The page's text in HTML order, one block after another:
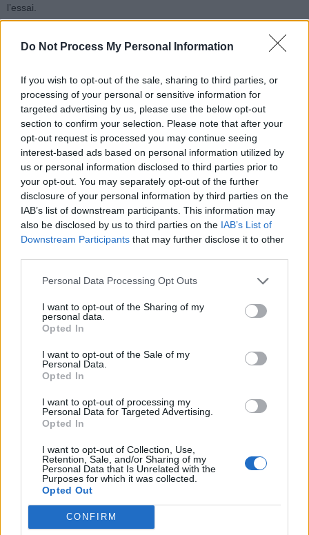
Do Not Process My Personal Information
If you wish to opt-out of the sale, sharing to third parties, or
processing of your personal or sensitive information for
targeted advertising by us, please use the below opt-out
section to confirm your selection. Please note that after your
opt-out request is processed you may continue seeing
interest-based ads based on personal information utilized by
us or personal information disclosed to third parties prior to
your opt-out. You may separately opt-out of the further
disclosure of your personal information by third parties on the
IAB’s list of downstream participants. This information may
also be disclosed by us to third parties on the IAB’s List of
Downstream Participants that may further disclose it to other
Personal Data Processing Opt Outs
I want to opt-out of the Sharing of my
personal data.
Opted In
I want to opt-out of the Sale of my
Personal Data.
Opted In
I want to opt-out of processing my
Personal Data for Targeted Advertising.
Opted In
I want to opt-out of Collection, Use,
Retention, Sale, and/or Sharing of my
Personal Data that Is Unrelated with the
Purposes for which it was collected.
Opted Out
CONFIRM
l’essai.
Malgré ces résultats encourageants, il s’agit encore d’un traitement
sécurité à plus grande échelle.
Source:New GLP-1 Oral Pill Lowers Blood Sugar and Reduces
Bodyweight, Mass General Brigham, juin 2026
Article précédent
Septembre Bouge : la
grande campagne pour se
rapidement
Article suivant
Ventre Gonflé : Les
Astuces Naturelles pour le
news
ARTICLES CONNEXES PLUS DE L'AUTEUR